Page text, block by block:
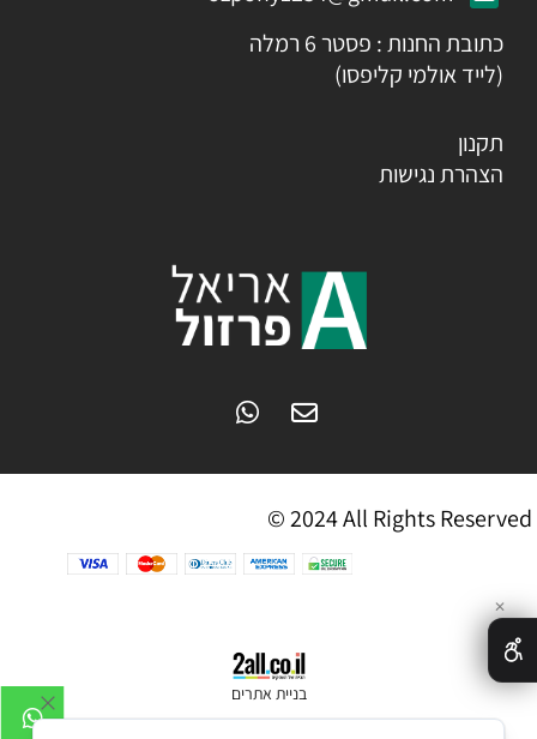
כתובת החנות : פסטר 6 רמלה
(לייד אולמי קליפסו)
תקנון
הצהרת נגישות
© 2024 All Rights Reserved
בניית אתרים
✕